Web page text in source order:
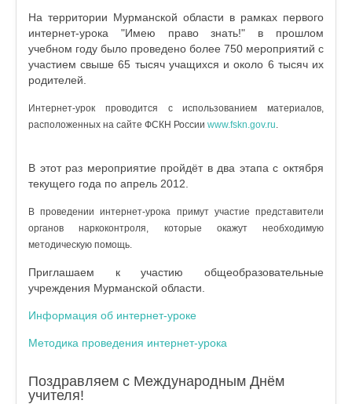
На территории Мурманской области в рамках первого
интернет-урока "Имею право знать!" в прошлом
учебном году было проведено более 750 мероприятий с
участием свыше 65 тысяч учащихся и около 6 тысяч их
родителей.
Интернет-урок проводится с использованием материалов,
расположенных на сайте ФСКН России www.fskn.gov.ru.
В этот раз мероприятие пройдёт в два этапа с октября
текущего года по апрель 2012.
В проведении интернет-урока примут участие представители
органов наркоконтроля, которые окажут необходимую
методическую помощь.
Приглашаем к участию общеобразовательные
учреждения Мурманской области.
Информация об интернет-уроке
Методика проведения интернет-урока
Поздравляем с Международным Днём
учителя!